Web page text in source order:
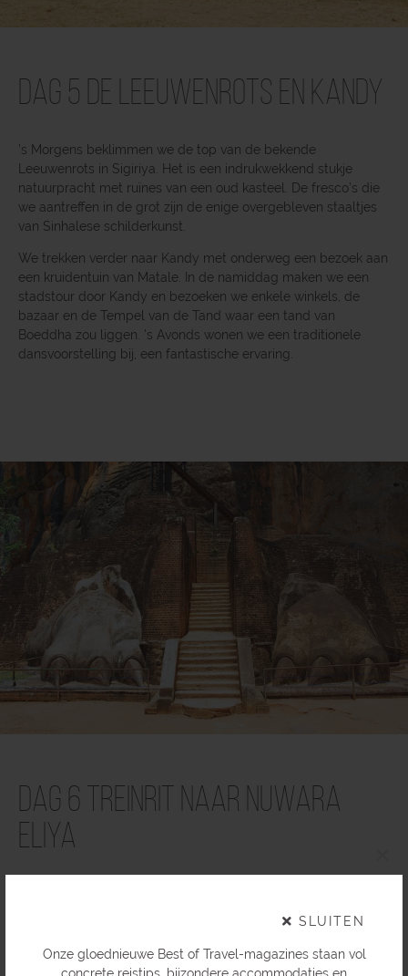
SLUITEN
Onze gloednieuwe Best of Travel-magazines staan vol
Dag 5 De Leeuwenrots en Kandy
’s Morgens beklimmen we de top van de bekende
Leeuwenrots in Sigiriya. Het is een indrukwekkend stukje
natuurpracht met ruïnes van een oud kasteel. De fresco’s die
we aantreffen in de grot zijn de enige overgebleven staaltjes
van Sinhalese schilderkunst.
We trekken verder naar Kandy met onderweg een bezoek aan
een kruidentuin van Matale. In de namiddag maken we een
stadstour door Kandy en bezoeken we enkele winkels, de
bazaar en de Tempel van de Tand waar een tand van
Boeddha zou liggen. ’s Avonds wonen we een traditionele
dansvoorstelling bij, een fantastische ervaring.
Dag 6 Treinrit naar Nuwara
Eliya
Oya langs een pittoresk landschap van bergen en
theeplantages.